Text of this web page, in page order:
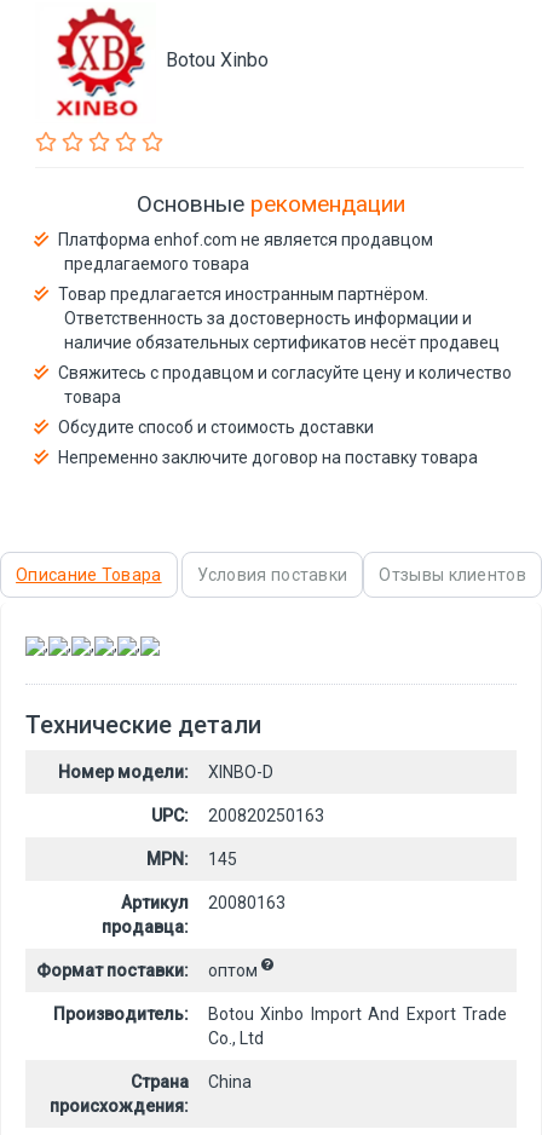
Botou Xinbo
Основные рекомендации
Платформа enhof.com не является продавцом
предлагаемого товара
Товар предлагается иностранным партнёром.
Ответственность за достоверность информации и
наличие обязательных сертификатов несёт продавец
Свяжитесь с продавцом и согласуйте цену и количество
товара
Обсудите способ и стоимость доставки
Непременно заключите договор на поставку товара
Описание Товара Условия поставки Отзывы клиентов
, , , , ,
Технические детали
Номер модели: XINBO-D
UPC: 200820250163
MPN: 145
Артикул
продавца:
20080163
Формат поставки: оптом
Производитель:
Botou Xinbo Import And Export Trade
Co., Ltd
Страна
происхождения:
China